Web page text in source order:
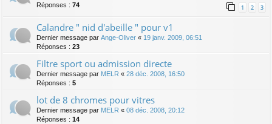
Réponses : 74 1 2 3
Calandre " nid d'abeille " pour v1
Dernier message par Ange-Oliver « 19 janv. 2009, 06:51
Réponses : 23
Filtre sport ou admission directe
Dernier message par MELR « 28 déc. 2008, 16:50
Réponses : 5
lot de 8 chromes pour vitres
Dernier message par MELR « 08 déc. 2008, 20:12
Réponses : 14